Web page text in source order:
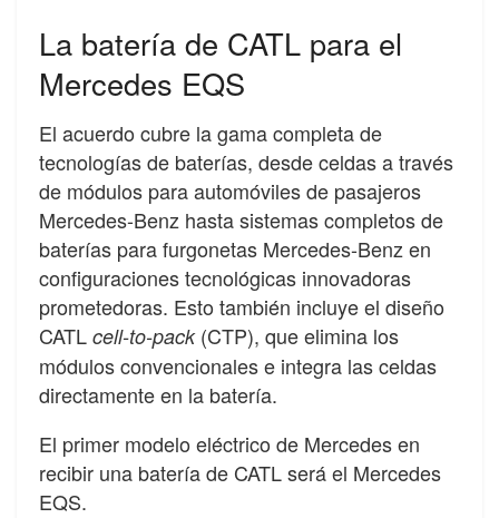
La batería de CATL para el
Mercedes EQS
El acuerdo cubre la gama completa de
tecnologías de baterías, desde celdas a través
de módulos para automóviles de pasajeros
Mercedes-Benz hasta sistemas completos de
baterías para furgonetas Mercedes-Benz en
configuraciones tecnológicas innovadoras
prometedoras. Esto también incluye el diseño
CATL cell-to-pack(CTP), que elimina los
módulos convencionales e integra las celdas
directamente en la batería.
El primer modelo eléctrico de Mercedes en
recibir una batería de CATL será el Mercedes
EQS.